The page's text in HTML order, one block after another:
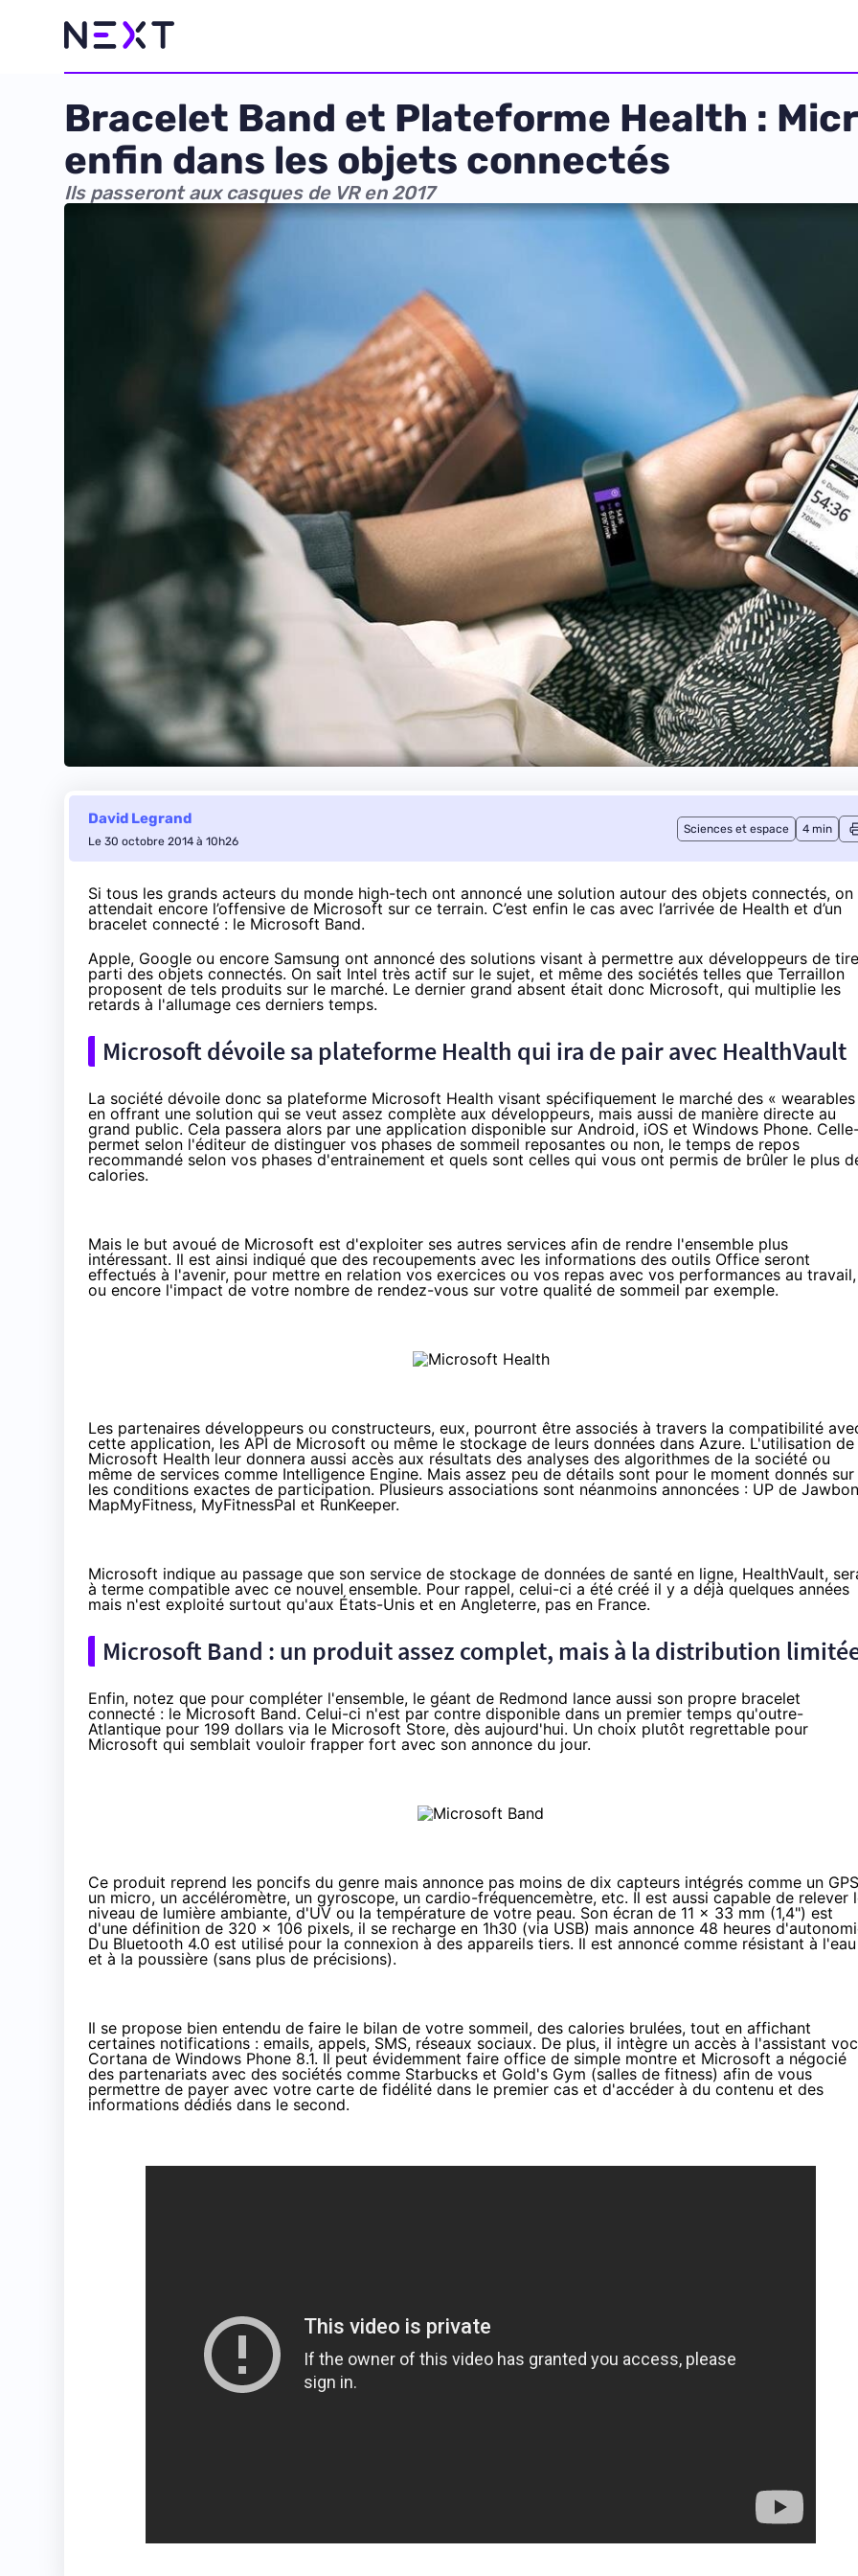
Bracelet Band et Plateforme Health :
enfin dans les objets connectés
Ils passeront aux casques de VR en 2017
David Legrand
Le 30 octobre 2014 à 10h26
Sciences et espace 4 min
Si tous les grands acteurs du monde high-tech ont annoncé une solution autour des objets connectés, on
attendait encore l’offensive de Microsoft sur ce terrain. C’est enfin le cas avec l’arrivée de Health et d’un
bracelet connecté : le Microsoft Band.
Apple, Google ou encore Samsung ont annoncé des solutions visant à permettre aux développeurs de
parti des objets connectés. On sait Intel très actif sur le sujet, et même des sociétés telles que Terraillon
proposent de tels produits sur le marché. Le dernier grand absent était donc Microsoft, qui multiplie les
retards à l'allumage ces derniers temps.
Microsoft dévoile sa plateforme Health qui ira de pair avec HealthVault
La société dévoile donc sa plateforme Microsoft Health visant spécifiquement le marché des « wearables
en offrant une solution qui se veut assez complète aux développeurs, mais aussi de manière directe au
grand public. Cela passera alors par une application disponible sur Android, iOS et Windows Phone.
permet selon l'éditeur de distinguer vos phases de sommeil reposantes ou non, le temps de repos
recommandé selon vos phases d'entrainement et quels sont celles qui vous ont permis de brûler le plus
calories.
Mais le but avoué de Microsoft est d'exploiter ses autres services afin de rendre l'ensemble plus
intéressant. Il est ainsi indiqué que des recoupements avec les informations des outils Office seront
effectués à l'avenir, pour mettre en relation vos exercices ou vos repas avec vos performances au travail,
ou encore l'impact de votre nombre de rendez-vous sur votre qualité de sommeil par exemple.
Les partenaires développeurs ou constructeurs, eux, pourront être associés à travers la compatibilité
cette application, les API de Microsoft ou même le stockage de leurs données dans Azure. L'utilisation de
Microsoft Health leur donnera aussi accès aux résultats des analyses des algorithmes de la société ou
même de services comme Intelligence Engine. Mais assez peu de détails sont pour le moment donnés sur
les conditions exactes de participation. Plusieurs associations sont néanmoins annoncées : UP de
MapMyFitness, MyFitnessPal et RunKeeper.
Microsoft indique au passage que son service de stockage de données de santé en ligne, HealthVault,
à terme compatible avec ce nouvel ensemble. Pour rappel, celui-ci a été créé il y a déjà quelques années
mais n'est exploité surtout qu'aux États-Unis et en Angleterre, pas en France.
Microsoft Band : un produit assez complet, mais à la distribution
Enfin, notez que pour compléter l'ensemble, le géant de Redmond lance aussi son propre bracelet
connecté : le Microsoft Band. Celui-ci n'est par contre disponible dans un premier temps qu'outre-
Atlantique pour 199 dollars via le Microsoft Store, dès aujourd'hui. Un choix plutôt regrettable pour
Microsoft qui semblait vouloir frapper fort avec son annonce du jour.
Ce produit reprend les poncifs du genre mais annonce pas moins de dix capteurs intégrés comme un
un micro, un accéléromètre, un gyroscope, un cardio-fréquencemètre, etc. Il est aussi capable de relever
niveau de lumière ambiante, d'UV ou la température de votre peau. Son écran de 11 x 33 mm (1,4") est
d'une définition de 320 x 106 pixels, il se recharge en 1h30 (via USB) mais annonce 48 heures
Du Bluetooth 4.0 est utilisé pour la connexion à des appareils tiers. Il est annoncé comme résistant à l'eau
et à la poussière (sans plus de précisions).
Il se propose bien entendu de faire le bilan de votre sommeil, des calories brulées, tout en affichant
certaines notifications : emails, appels, SMS, réseaux sociaux. De plus, il intègre un accès à l'assistant
Cortana de Windows Phone 8.1. Il peut évidemment faire office de simple montre et Microsoft a négocié
des partenariats avec des sociétés comme Starbucks et Gold's Gym (salles de fitness) afin de vous
permettre de payer avec votre carte de fidélité dans le premier cas et d'accéder à du contenu et des
informations dédiés dans le second.